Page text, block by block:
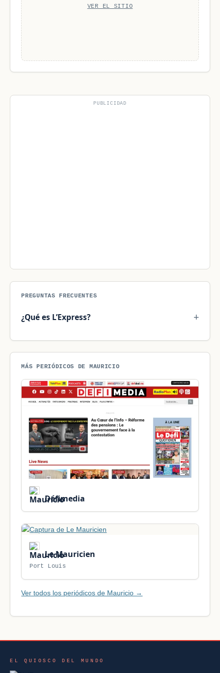
VER EL SITIO
PUBLICIDAD
PREGUNTAS FRECUENTES
¿Qué es L’Express?
MÁS PERIÓDICOS DE MAURICIO
Défimedia
Le Mauricien
Port Louis
Ver todos los periódicos de Mauricio →
EL QUIOSCO DEL MUNDO